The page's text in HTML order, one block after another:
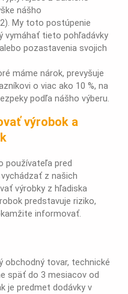
nášho
My toto postúpenie
vymáhať tieto pohľadávky
pozastavenia svojich
máme nárok, prevyšuje
o viac ako 10 %, na
podľa nášho výberu.
výrobok a
používateľa pred
z našich
výrobky z hľadiska
predstavuje riziko,
informovať.
obchodný tovar, technické
späť do 3 mesiacov od
je predmet dodávky v